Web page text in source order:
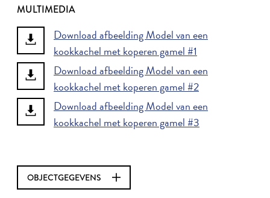
MULTIMEDIA
Download afbeelding Model van een
kookkachel met koperen gamel #1
Download afbeelding Model van een
kookkachel met koperen gamel #2
Download afbeelding Model van een
kookkachel met koperen gamel #3
OBJECTGEGEVENS